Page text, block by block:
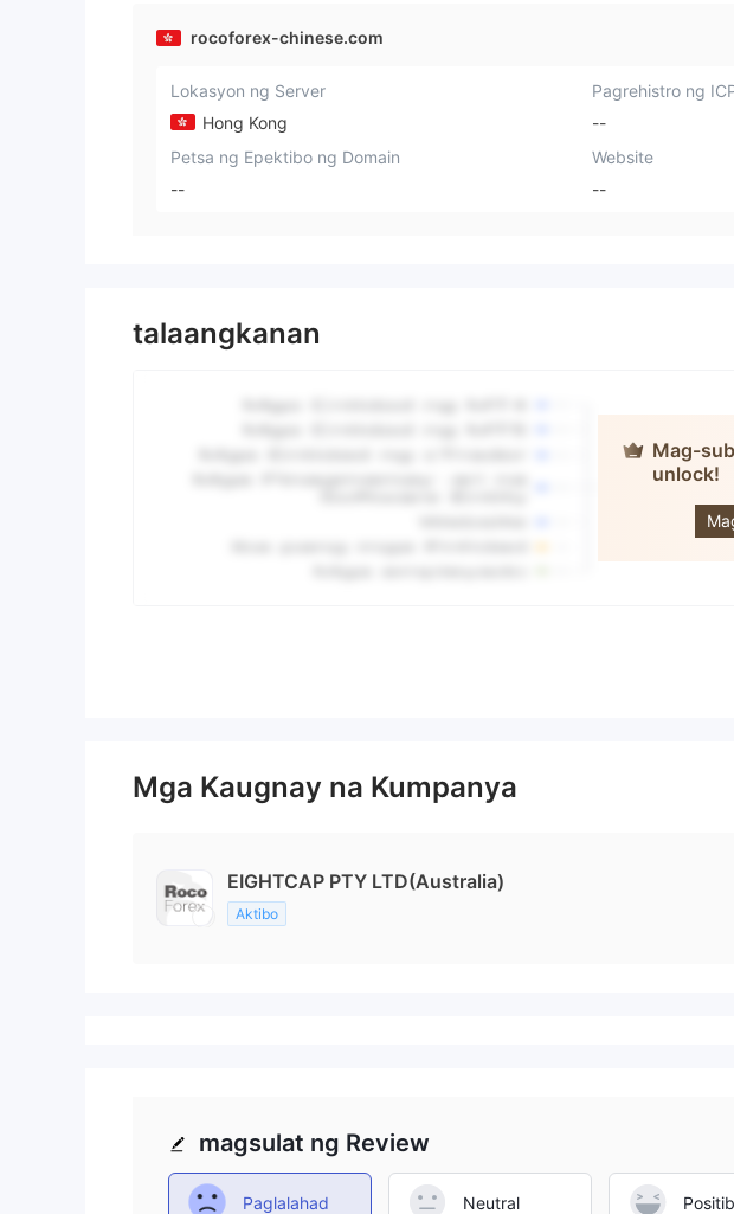
rocoforex-chinese.com
Lokasyon ng Server
Hong Kong
Pagrehistro ng
--
Petsa ng Epektibo ng Domain
--
Website
--
talaangkanan
Mag-
unlock!
Mga Kaugnay na Kumpanya
EIGHTCAP PTY LTD(Australia)
Aktibo
magsulat ng Review
Paglalahad Neutral